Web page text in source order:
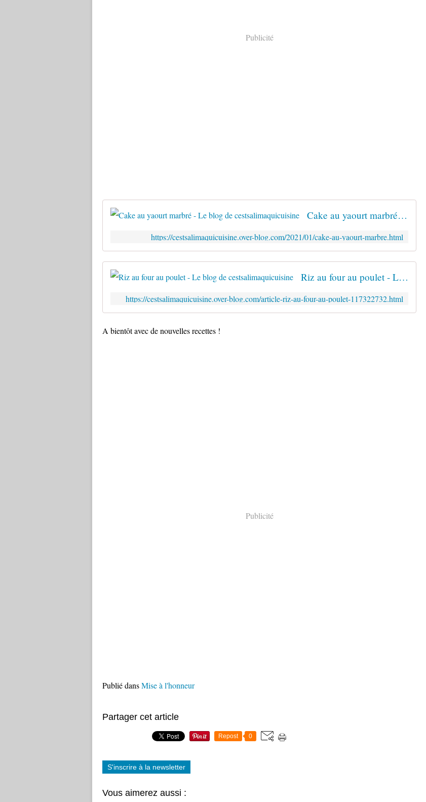
Publicité
Cake au yaourt marbré - Le blog de cestsalimaquicuisine
https://cestsalimaquicuisine.over-blog.com/2021/01/cake-au-yaourt-marbre.html
Riz au four au poulet - Le blog de cestsalimaquicuisine
https://cestsalimaquicuisine.over-blog.com/article-riz-au-four-au-poulet-117322732.html
A bientôt avec de nouvelles recettes !
Publicité
Publié dansMise à l'honneur
Partager cet article
Repost 0
S'inscrire à la newsletter
Vous aimerez aussi :